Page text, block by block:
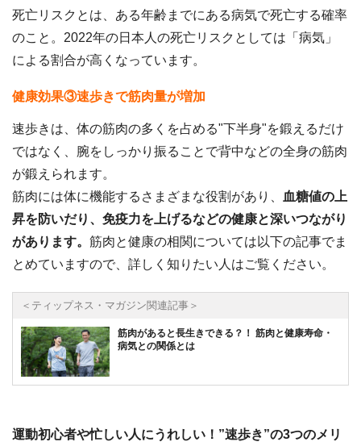
死亡リスクとは、ある年齢までにある病気で死亡する確率
のこと。2022年の日本人の死亡リスクとしては「病気」
による割合が高くなっています。
健康効果③速歩きで筋肉量が増加
速歩きは、体の筋肉の多くを占める"下半身"を鍛えるだけ
ではなく、腕をしっかり振ることで背中などの全身の筋肉
が鍛えられます。
筋肉には体に機能するさまざまな役割があり、
血糖値の上
昇を防いだり、免疫力を上げるなどの健康と深いつながり
があります。 筋肉と健康の相関については以下の記事でま
とめていますので、詳しく知りたい人はご覧ください。
＜ティップネス・マガジン関連記事＞
筋肉があると長生きできる？！ 筋肉と健康寿命・
病気との関係とは
運動初心者や忙しい人にうれしい！”速歩き”の3つのメリ